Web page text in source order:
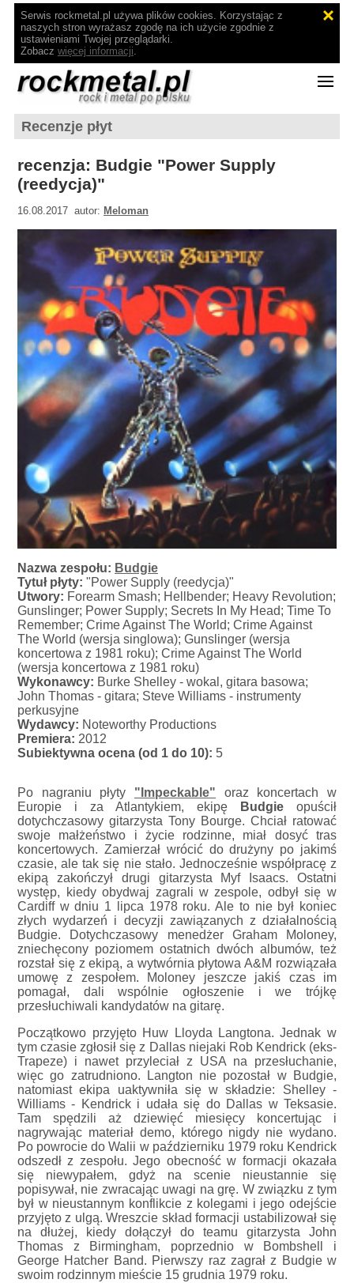
Serwis rockmetal.pl używa plików cookies. Korzystając z
naszych stron wyrażasz zgodę na ich użycie zgodnie z
ustawieniami Twojej przeglądarki.
Zobacz więcej informacji.
Recenzje płyt
recenzja: Budgie "Power Supply
(reedycja)"
16.08.2017 autor: Meloman
Nazwa zespołu: Budgie
Tytuł płyty: "Power Supply (reedycja)"
Utwory: Forearm Smash; Hellbender; Heavy Revolution;
Gunslinger; Power Supply; Secrets In My Head; Time To
Remember; Crime Against The World; Crime Against
The World (wersja singlowa); Gunslinger (wersja
koncertowa z 1981 roku); Crime Against The World
(wersja koncertowa z 1981 roku)
Wykonawcy: Burke Shelley - wokal, gitara basowa;
John Thomas - gitara; Steve Williams - instrumenty
perkusyjne
Wydawcy: Noteworthy Productions
Premiera: 2012
Subiektywna ocena (od 1 do 10): 5
Po nagraniu płyty "Impeckable" oraz koncertach w
Europie i za Atlantykiem, ekipę
Budgie opuścił
dotychczasowy gitarzysta Tony Bourge. Chciał ratować
swoje małżeństwo i życie rodzinne, miał dosyć tras
koncertowych. Zamierzał wrócić do drużyny po jakimś
czasie, ale tak się nie stało. Jednocześnie współpracę z
ekipą zakończył drugi gitarzysta Myf Isaacs. Ostatni
występ, kiedy obydwaj zagrali w zespole, odbył się w
Cardiff w dniu 1 lipca 1978 roku. Ale to nie był koniec
złych wydarzeń i decyzji zawiązanych z działalnością
Budgie. Dotychczasowy menedżer Graham Moloney,
zniechęcony poziomem ostatnich dwóch albumów, też
rozstał się z ekipą, a wytwórnia płytowa A&M rozwiązała
umowę z zespołem. Moloney jeszcze jakiś czas im
pomagał, dali wspólnie ogłoszenie i we trójkę
przesłuchiwali kandydatów na gitarę.
Początkowo przyjęto Huw Lloyda Langtona. Jednak w
tym czasie zgłosił się z Dallas niejaki Rob Kendrick (eks-
Trapeze) i nawet przyleciał z USA na przesłuchanie,
więc go zatrudniono. Langton nie pozostał w Budgie,
natomiast ekipa uaktywniła się w składzie: Shelley -
Williams - Kendrick i udała się do Dallas w Teksasie.
Tam spędzili aż dziewięć miesięcy koncertując i
nagrywając materiał demo, którego nigdy nie wydano.
Po powrocie do Walii w październiku 1979 roku Kendrick
odszedł z zespołu. Jego obecność w formacji okazała
się niewypałem, gdyż na scenie nieustannie się
popisywał, nie zwracając uwagi na grę. W związku z tym
był w nieustannym konflikcie z kolegami i jego odejście
przyjęto z ulgą. Wreszcie skład formacji ustabilizował się
na dłużej, kiedy dołączył do teamu gitarzysta John
Thomas z Birmingham, poprzednio w Bombshell i
George Hatcher Band. Pierwszy raz zagrał z Budgie w
swoim rodzinnym mieście 15 grudnia 1979 roku.